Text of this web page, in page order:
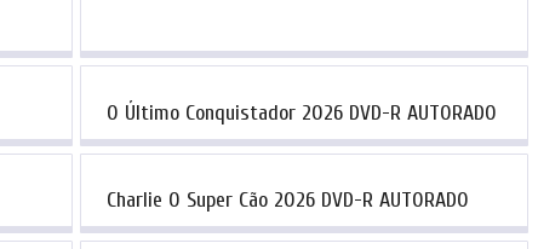
O Último Conquistador 2026 DVD-R AUTORADO
Charlie O Super Cão 2026 DVD-R AUTORADO